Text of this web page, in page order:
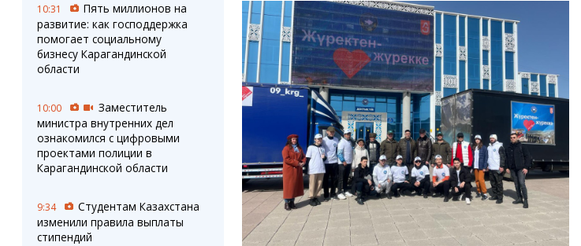
Блогер «ЕШКА»
Лента блогера
Штрихи
Фотокомиксы
Ешкин гороскоп
Карты
Web-камеры
Пробки
Карта Караганды
Организации
Мой участковый
Перекрытие дорог
Погода
Караганда
Темиртау
Балхаш
Жезказган
Медиа
Видео
3D-тур
Timelapse
Сервисы
Переводчик
Справочник
Расписание транспорта
Автобусные остановки
Экстренные службы
Каталог компаний
10:31
Пять миллионов на
развитие: как господдержка
помогает социальному
бизнесу Карагандинской
области
10:00
Заместитель
министра внутренних дел
ознакомился с цифровыми
проектами полиции в
Карагандинской области
9:34
Студентам Казахстана
изменили правила выплаты
стипендий